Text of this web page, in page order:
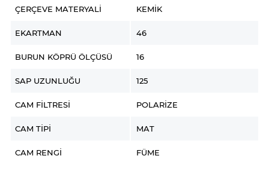
ÇERÇEVE MATERYALI KEMIK
EKARTMAN 46
BURUN KÖPRÜ ÖLÇÜSÜ 16
SAP UZUNLUĞU 125
CAM FILTRESI POLARIZE
CAM TIPI MAT
CAM RENGI FÜME